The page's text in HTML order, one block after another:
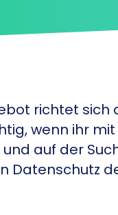
richtet sich
wenn ihr
auf der
Datenschutz